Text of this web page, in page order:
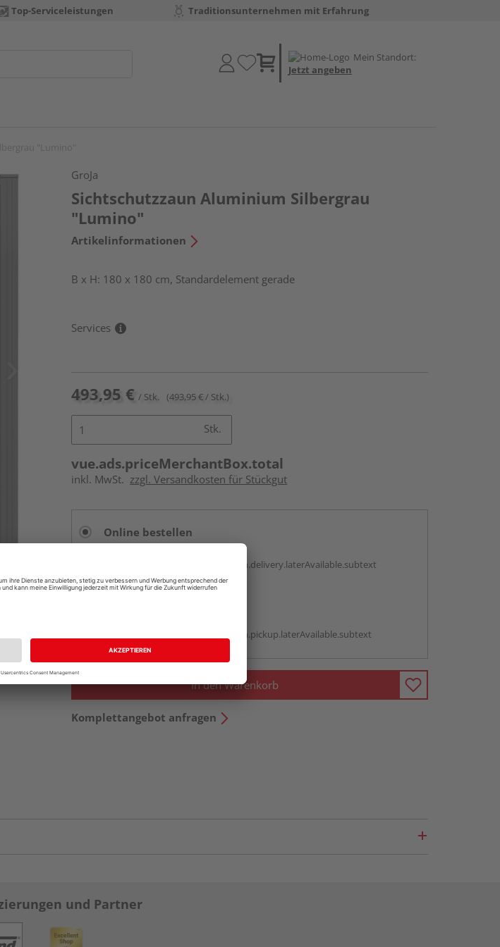
Top-Serviceleistungen Traditionsunternehmen mit Erfahrung
Mein Standort:
Jetzt angeben
GroJa
Sichtschutzzaun Aluminium Silbergrau
"Lumino"
Artikelinformationen
B x H: 180 x 180 cm, Standardelement gerade
Services
493,95 € / Stk. (493,95 € / Stk.)
Stk.
vue.ads.priceMerchantBox.total
inkl. MwSt. zzgl. Versandkosten für Stückgut
Online bestellen
vue.ads.priceMerchantBox.option.delivery.laterAvailable.subtext
vue.ads.priceMerchantBox.option.pickup.laterAvailable.subtext
In den Warenkorb
Komplettangebot anfragen
und Partner